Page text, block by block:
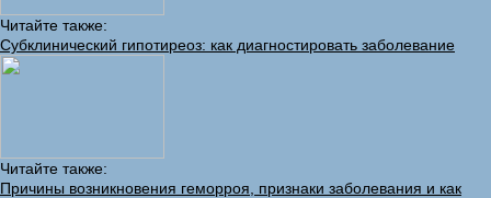
Читайте также:
Субклинический гипотиреоз: как диагностировать заболевание
Читайте также:
Причины возникновения геморроя, признаки заболевания и как